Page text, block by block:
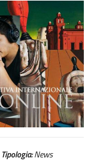
Tipologia:News